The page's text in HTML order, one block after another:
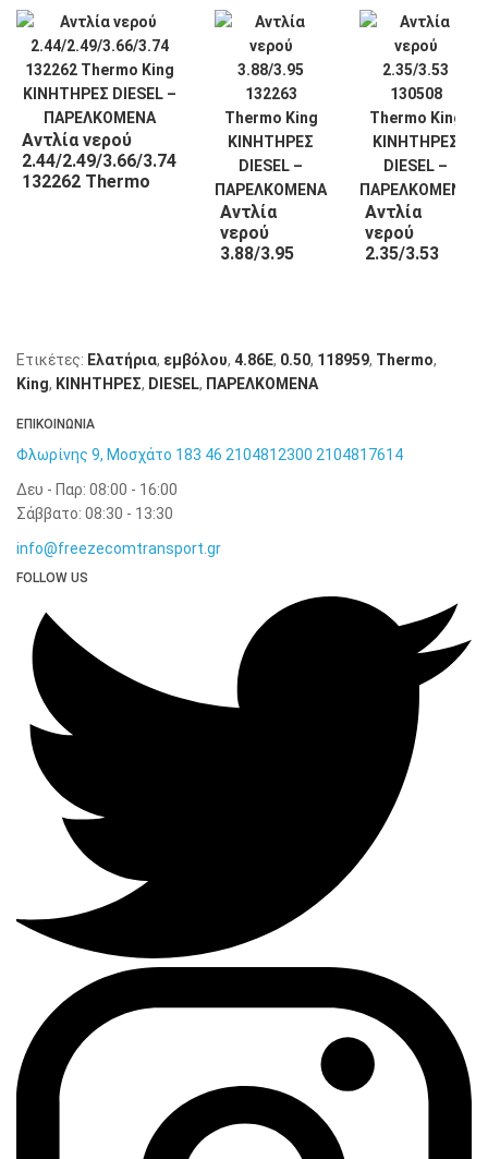
Αντλία νερού
2.44/2.49/3.66/3.74
132262 Thermo
Αντλία
νερού
3.88/3.95
Αντλία
νερού
2.35/3.53
Ετικέτες: Ελατήρια, εμβόλου, 4.86E, 0.50, 118959, Thermo,
King, KΙΝΗΤΗΡΕΣ, DIESEL, ΠΑΡΕΛΚΟΜΕΝΑ
ΕΠΙΚΟΙΝΩΝΙΑ
Φλωρίνης 9, Μοσχάτο 183 46 2104812300 2104817614
Δευ - Παρ: 08:00 - 16:00
Σάββατο: 08:30 - 13:30
info@freezecomtransport.gr
FOLLOW US